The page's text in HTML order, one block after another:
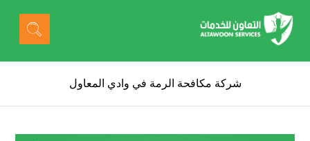
شركة مكافحة الرمة في وادي المعاول